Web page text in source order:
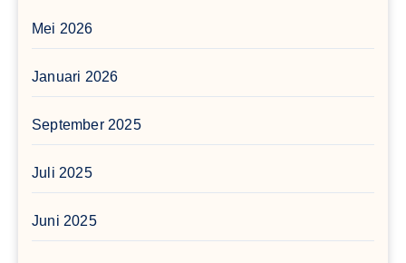
Mei 2026
Januari 2026
September 2025
Juli 2025
Juni 2025